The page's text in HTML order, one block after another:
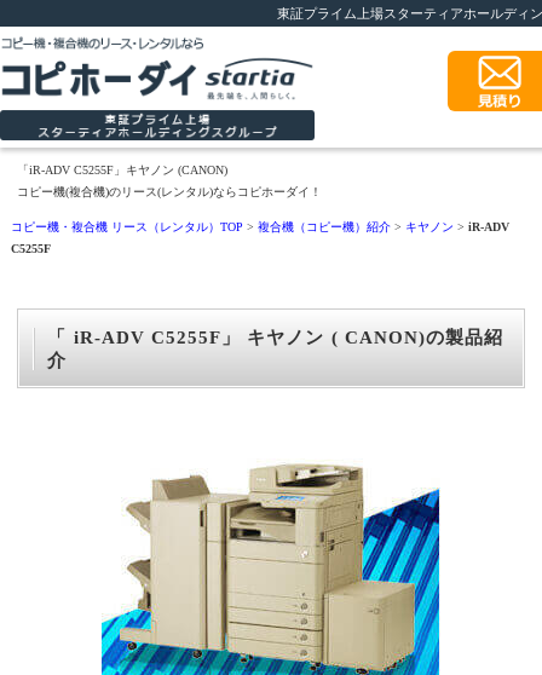
東証プライム上場スターティアホールディ
「iR-ADV C5255F」キヤノン (CANON)
コピー機(複合機)のリース(レンタル)ならコピホーダイ！
コピー機・複合機 リース（レンタル）TOP >複合機（コピー機）紹介 > キヤノン>iR-ADV
C5255F
「 iR-ADV C5255F」 キヤノン ( CANON)の製品紹
介